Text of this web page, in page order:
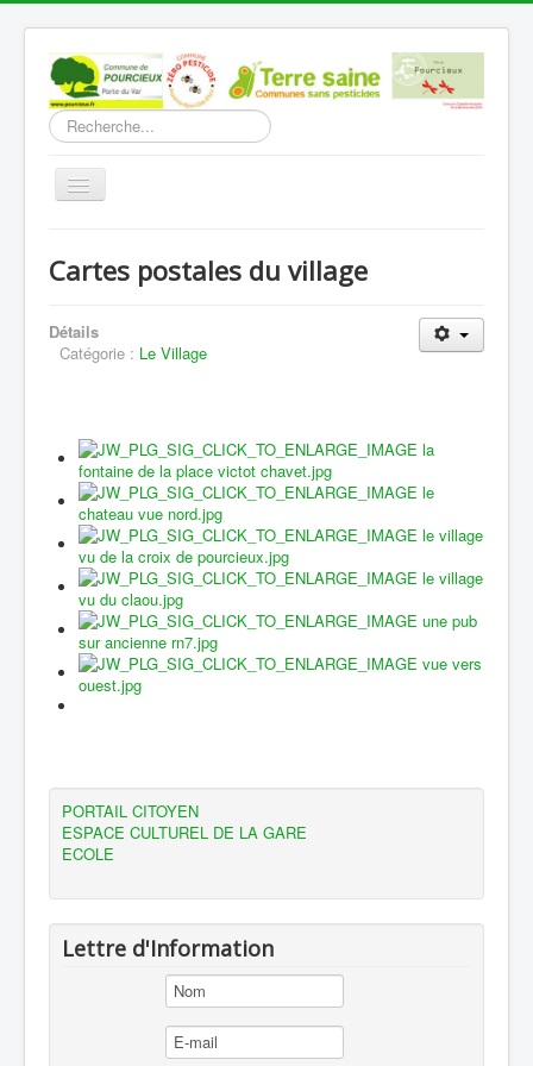
Rechercher
Basculer
Découverte
Vie Municipale
Vie locale
Communication
Vous êtes ici : Accueil
Découverte
Le Village
Cartes postales du village
Cartes postales du village
Détails
Catégorie : Le Village
PORTAIL CITOYEN
ESPACE CULTUREL DE LA GARE
ECOLE
Lettre d'Information